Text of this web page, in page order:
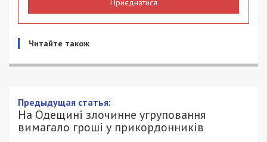
Приєднатися
Читайте також
Предыдущая статья:
На Одещині злочинне угруповання
вимагало гроші у прикордонників